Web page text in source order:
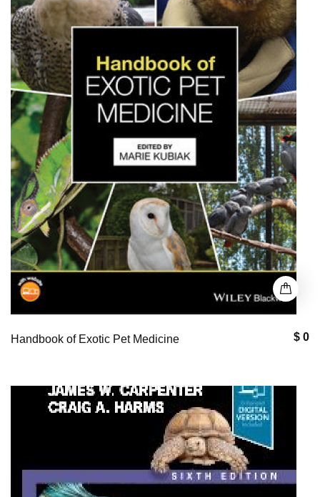
$ 0
Handbook of Exotic Pet Medicine